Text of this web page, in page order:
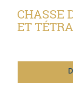
CHASSE
ET